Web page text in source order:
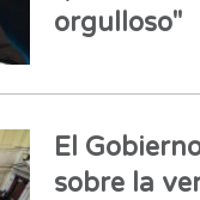
orgulloso"
El
sobre la